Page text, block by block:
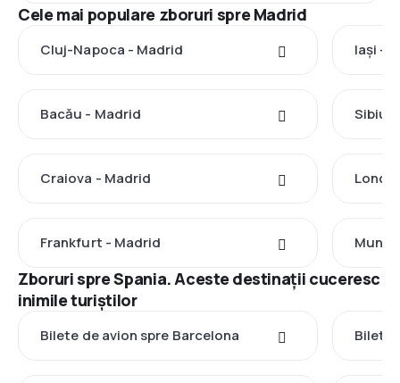
Cele mai populare zboruri spre Madrid
Cluj-Napoca - Madrid Iași -
Bacău - Madrid Sibiu
Craiova - Madrid
Frankfurt - Madrid
Zboruri spre Spania. Aceste destinații cuceresc
inimile turiștilor
Bilete de avion spre Barcelona Bilete